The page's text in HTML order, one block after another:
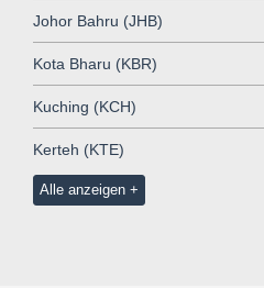
Johor Bahru (JHB)
Kota Bharu (KBR)
Kuching (KCH)
Kerteh (KTE)
Alle anzeigen